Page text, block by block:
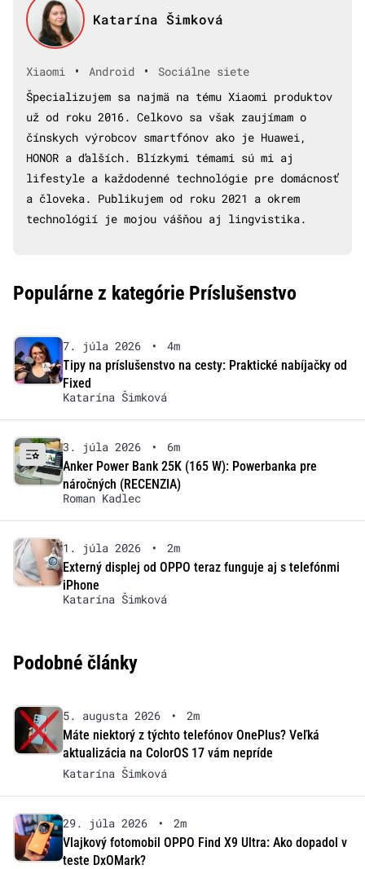
Katarína Šimková
Xiaomi • Android •
Sociálne siete
Špecializujem sa najmä na tému Xiaomi produktov
už od roku 2016. Celkovo sa však zaujímam o
čínskych výrobcov smartfónov ako je Huawei,
HONOR a ďalších. Blízkymi témami sú mi aj
lifestyle a každodenné technológie pre domácnosť
a človeka. Publikujem od roku 2021 a okrem
technológií je mojou vášňou aj lingvistika.
Populárne z kategórie Príslušenstvo
7. júla 2026 •
4m
Tipy na príslušenstvo na cesty: Praktické nabíjačky od
Fixed
Katarína Šimková
3. júla 2026 •
6m
Anker Power Bank 25K (165 W): Powerbanka pre
náročných (RECENZIA)
Roman Kadlec
1. júla 2026 •
2m
Externý displej od OPPO teraz funguje aj s telefónmi
iPhone
Katarína Šimková
Podobné články
5. augusta 2026 •
2m
Máte niektorý z týchto telefónov OnePlus? Veľká
aktualizácia na ColorOS 17 vám nepríde
Katarína Šimková
29. júla 2026 •
2m
Vlajkový fotomobil OPPO Find X9 Ultra: Ako dopadol v
teste DxOMark?